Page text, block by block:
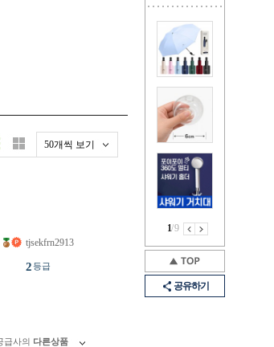
1/9
공유하기
50개씩 보기
tjsekfrn2913
2등급
급사의 다른상품